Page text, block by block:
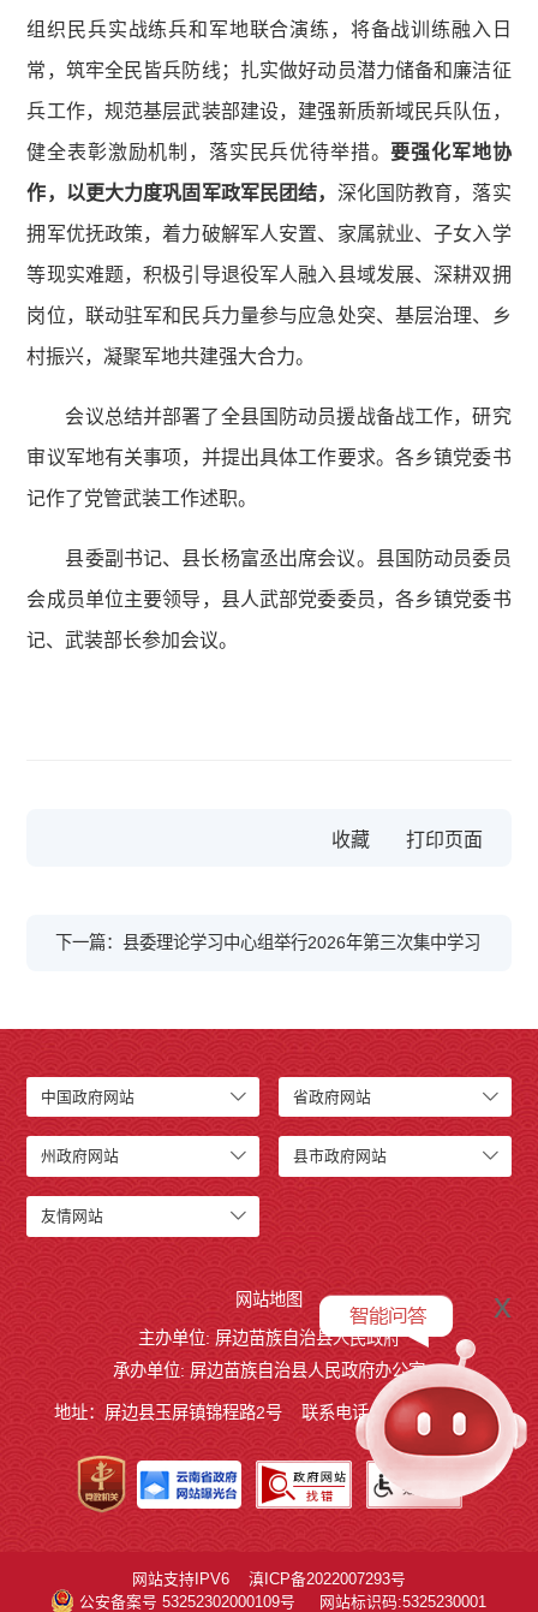
组织民兵实战练兵和军地联合演练，将备战训练融入日
常，筑牢全民皆兵防线；扎实做好动员潜力储备和廉洁征
兵工作，规范基层武装部建设，建强新质新域民兵队伍，
健全表彰激励机制，落实民兵优待举措。要强化军地协
作，以更大力度巩固军政军民团结， 深化国防教育，落实
拥军优抚政策，着力破解军人安置、家属就业、子女入学
等现实难题，积极引导退役军人融入县域发展、深耕双拥
岗位，联动驻军和民兵力量参与应急处突、基层治理、乡
村振兴，凝聚军地共建强大合力。
会议总结并部署了全县国防动员援战备战工作，研究
审议军地有关事项，并提出具体工作要求。各乡镇党委书
记作了党管武装工作述职。
县委副书记、县长杨富丞出席会议。县国防动员委员
会成员单位主要领导，县人武部党委委员，各乡镇党委书
记、武装部长参加会议。
收藏
下一篇：县委理论学习中心组举行2026年第三次集中学习
中国政府网站 省政府网站
州政府网站 县市政府网站
友情网站
网站地图
主办单位: 屏边苗族自治县人民政府
承办单位: 屏边苗族自治县人民政府办公室
地址：屏边县玉屏镇锦程路2号 联系电话:0873-3221803
x
网站支持IPV6
滇ICP备2022007293号
公安备案号 53252302000109号
网站标识码:5325230001